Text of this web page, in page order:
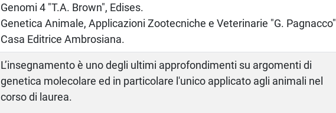
Genomi 4 "T.A. Brown", Edises.
Genetica Animale, Applicazioni Zootecniche e Veterinarie "G. Pagnacco"
Casa Editrice Ambrosiana.
L’insegnamento è uno degli ultimi approfondimenti su argomenti di
genetica molecolare ed in particolare l'unico applicato agli animali nel
corso di laurea.